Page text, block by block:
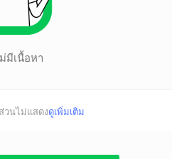
มีเนื้อหา
วนไม่แสดงดูเพิ่มเติม